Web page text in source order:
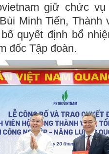
giữ chức
Minh Tiến, Thành
quyết định bổ
đốc Tập đoàn.